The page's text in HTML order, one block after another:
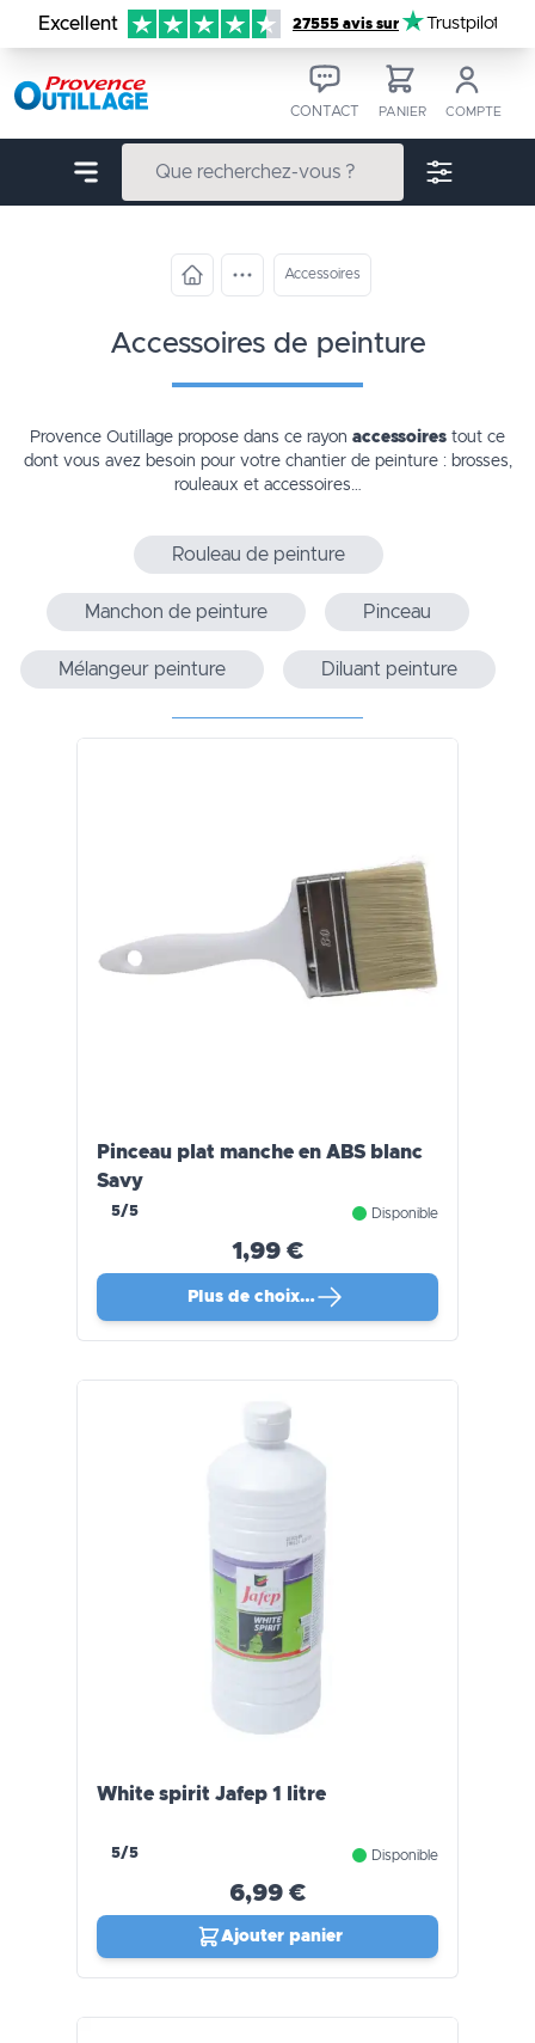
Aller au contenu
Excellent 27555 avis sur Trustpilot
CONTACT PANIER COMPTE
Accessoires
accessoires de peinture
Provence Outillage propose dans ce rayon accessoires tout ce
dont vous avez besoin pour votre chantier de peinture : brosses,
rouleaux et accessoires…
Rouleau de peinture
Manchon de peinture Pinceau
Mélangeur peinture Diluant peinture
Pinceau plat manche en ABS blanc
Savy
5/5 Disponible
1,99 €
Plus de choix…
White spirit Jafep 1 litre
5/5 Disponible
6,99 €
Ajouter panier